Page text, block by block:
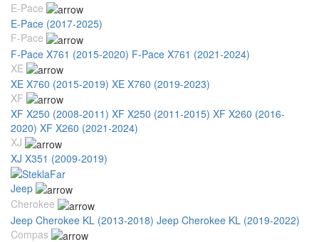
E-Pace
E-Pace (2017-2025)
F-Pace
F-Pace X761 (2015-2020) F-Pace X761 (2021-2024)
XE
XE X760 (2015-2019) XE X760 (2019-2023)
XF
XF X250 (2008-2011) XF X250 (2011-2015) XF X260 (2016-
2020) XF X260 (2021-2024)
XJ
XJ X351 (2009-2019)
Jeep
Cherokee
Jeep Cherokee KL (2013-2018) Jeep Cherokee KL (2019-2022)
Compas